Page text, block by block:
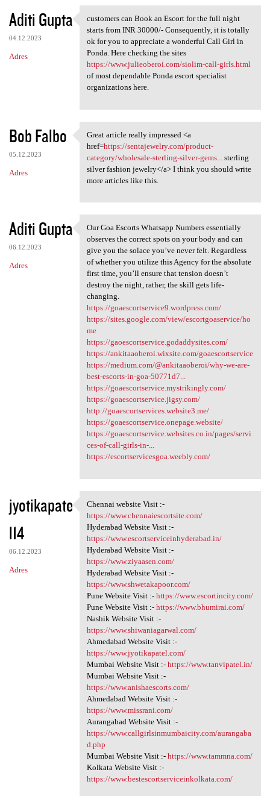
Aditi Gupta
04.12.2023
Adres
customers can Book an Escort
customers can Book an Escort for the full night
starts from INR 30000/- Consequently, it is totally
ok for you to appreciate a wonderful Call Girl in
Ponda. Here checking the sites
https://www.julieoberoi.com/siolim-call-girls.html
of most dependable Ponda escort specialist
organizations here.
Bob Falbo
05.12.2023
Adres
Great article really
Great article really impressed <a
href=https://sentajewelry.com/product-
category/wholesale-sterling-silver-gems...
sterling
silver fashion jewelry</a> I think you should write
more articles like this.
Aditi Gupta
06.12.2023
Adres
Our Goa Escorts Whatsapp
Our Goa Escorts Whatsapp Numbers essentially
observes the correct spots on your body and can
give you the solace you’ve never felt. Regardless
of whether you utilize this Agency for the absolute
first time, you’ll ensure that tension doesn’t
destroy the night, rather, the skill gets life-
changing.
https://goaescortservice9.wordpress.com/
https://sites.google.com/view/escortgoaservice/ho
me
https://gaoescortservice.godaddysites.com/
https://ankitaaoberoi.wixsite.com/goaescortservice
https://medium.com/@ankitaaoberoi/why-we-are-
best-escorts-in-goa-50771d7...
https://goaescortservice.mystrikingly.com/
https://goaescortservice.jigsy.com/
http://goaescortservices.website3.me/
https://goaescortservice.onepage.website/
https://goaescortservice.websites.co.in/pages/servi
ces-of-call-girls-in-...
https://escortservicesgoa.weebly.com/
jyotikapate
l14
06.12.2023
Adres
Chennai website Visit :-
Chennai website Visit :-
https://www.chennaiescortsite.com/
Hyderabad Website Visit :-
https://www.escortserviceinhyderabad.in/
Hyderabad Website Visit :-
https://www.ziyaasen.com/
Hyderabad Website Visit :-
https://www.shwetakapoor.com/
Pune Website Visit :- https://www.escortincity.com/
Pune Website Visit :- https://www.bhumirai.com/
Nashik Website Visit :-
https://www.shiwaniagarwal.com/
Ahmedabad Website Visit :-
https://www.jyotikapatel.com/
Mumbai Website Visit :- https://www.tanvipatel.in/
Mumbai Website Visit :-
https://www.anishaescorts.com/
Ahmedabad Website Visit :-
https://www.missrani.com/
Aurangabad Website Visit :-
https://www.callgirlsinmumbaicity.com/aurangaba
d.php
Mumbai Website Visit :- https://www.tammna.com/
Kolkata Website Visit :-
https://www.bestescortserviceinkolkata.com/